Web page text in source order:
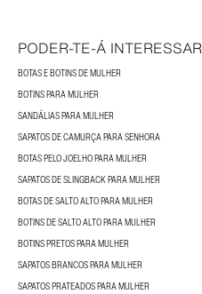
PODER-TE-Á INTERESSAR
BOTAS E BOTINS DE MULHER
BOTINS PARA MULHER
SANDÁLIAS PARA MULHER
SAPATOS DE CAMURÇA PARA SENHORA
BOTAS PELO JOELHO PARA MULHER
SAPATOS DE SLINGBACK PARA MULHER
BOTAS DE SALTO ALTO PARA MULHER
BOTINS DE SALTO ALTO PARA MULHER
BOTINS PRETOS PARA MULHER
SAPATOS BRANCOS PARA MULHER
SAPATOS PRATEADOS PARA MULHER